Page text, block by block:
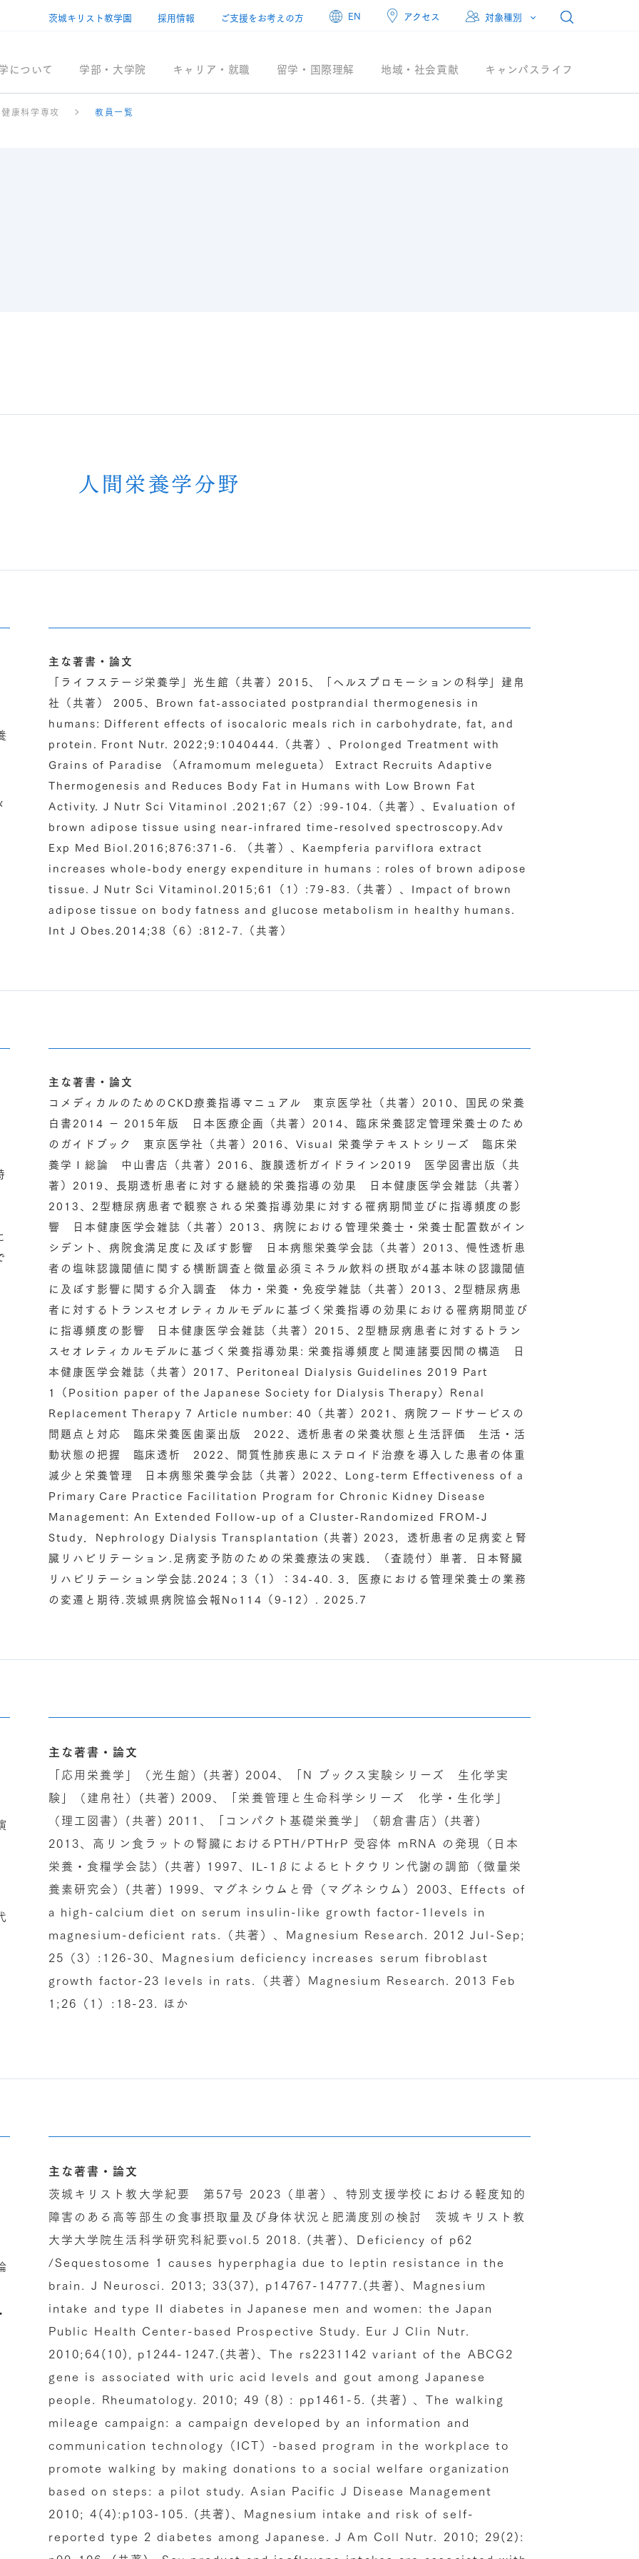
茨城キリスト教学園 採用情報 ご支援をお考えの方 EN アクセス 対象種別
について 学部・大学院 キャリア・就職 留学・国際理解 地域・社会貢献 キャンパスライフ
康科学専攻 教員一覧
人間栄養学分野
主な著書・論文
「ライフステージ栄養学」光生館（共著）2015、「ヘルスプロモーションの科学」建帛
社（共著） 2005、Brown fat-associated postprandial thermogenesis in
humans: Different effects of isocaloric meals rich in carbohydrate, fat, and
protein. Front Nutr. 2022;9:1040444.（共著）、Prolonged Treatment with
Grains of Paradise （Aframomum melegueta） Extract Recruits Adaptive
Thermogenesis and Reduces Body Fat in Humans with Low Brown Fat
Activity. J Nutr Sci Vitaminol .2021;67（2）:99-104.（共著）、Evaluation of
brown adipose tissue using near-infrared time-resolved spectroscopy.Adv
Exp Med Biol.2016;876:371-6. （共著）、Kaempferia parviflora extract
increases whole-body energy expenditure in humans : roles of brown adipose
tissue. J Nutr Sci Vitaminol.2015;61（1）:79-83.（共著）、Impact of brown
adipose tissue on body fatness and glucose metabolism in healthy humans.
Int J Obes.2014;38（6）:812-7.（共著）
主な著書・論文
コメディカルのためのCKD療養指導マニュアル 東京医学社（共著）2010、国民の栄養
白書2014 － 2015年版 日本医療企画（共著）2014、臨床栄養認定管理栄養士のため
のガイドブック 東京医学社（共著）2016、Visual 栄養学テキストシリーズ 臨床栄
養学Ⅰ総論 中山書店（共著）2016、腹膜透析ガイドライン2019 医学図書出版（共
著）2019、長期透析患者に対する継続的栄養指導の効果 日本健康医学会雑誌（共著）
2013、2型糖尿病患者で観察される栄養指導効果に対する罹病期間並びに指導頻度の影
響 日本健康医学会雑誌（共著）2013、病院における管理栄養士・栄養士配置数がイン
シデント、病院食満足度に及ぼす影響 日本病態栄養学会誌（共著）2013、慢性透析患
者の塩味認識閾値に関する横断調査と微量必須ミネラル飲料の摂取が4基本味の認識閾値
に及ぼす影響に関する介入調査 体力・栄養・免疫学雑誌（共著）2013、2型糖尿病患
者に対するトランスセオレティカルモデルに基づく栄養指導の効果における罹病期間並び
に指導頻度の影響 日本健康医学会雑誌（共著）2015、2型糖尿病患者に対するトラン
スセオレティカルモデルに基づく栄養指導効果: 栄養指導頻度と関連諸要因間の構造 日
本健康医学会雑誌（共著）2017、Peritoneal Dialysis Guidelines 2019 Part
1（Position paper of the Japanese Society for Dialysis Therapy）Renal
Replacement Therapy 7 Article number: 40（共著）2021、病院フードサービスの
問題点と対応 臨床栄養医歯薬出版 2022、透析患者の栄養状態と生活評価 生活・活
動状態の把握 臨床透析 2022、間質性肺疾患にステロイド治療を導入した患者の体重
減少と栄養管理 日本病態栄養学会誌（共著）2022、Long-term Effectiveness of a
Primary Care Practice Facilitation Program for Chronic Kidney Disease
Management: An Extended Follow-up of a Cluster-Randomized FROM-J
Study．Nephrology Dialysis Transplantation (共著) 2023，透析患者の足病変と腎
臓リハビリテーション.足病変予防のための栄養療法の実践．（査読付）単著．日本腎臓
リハビリテーション学会誌.2024；3（1）：34-40. 3．医療における管理栄養士の業務
の変遷と期待.茨城県病院協会報No114（9-12）. 2025.7
主な著書・論文
「応用栄養学」（光生館）(共著) 2004、「N ブックス実験シリーズ 生化学実
験」（建帛社）(共著) 2009、「栄養管理と生命科学シリーズ 化学・生化学」
（理工図書）(共著) 2011、「コンパクト基礎栄養学」（朝倉書店）(共著)
2013、高リン食ラットの腎臓におけるPTH/PTHrP 受容体 mRNA の発現（日本
栄養・食糧学会誌）(共著) 1997、IL-1βによるヒトタウリン代謝の調節（微量栄
養素研究会）(共著) 1999、マグネシウムと骨（マグネシウム）2003、Effects of
a high-calcium diet on serum insulin-like growth factor-1levels in
magnesium-deficient rats.（共著）、Magnesium Research. 2012 Jul-Sep;
25（3）:126-30、Magnesium deficiency increases serum fibroblast
growth factor-23 levels in rats.（共著）Magnesium Research. 2013 Feb
1;26（1）:18-23. ほか
主な著書・論文
茨城キリスト教大学紀要 第57号 2023（単著）、特別支援学校における軽度知的
障害のある高等部生の食事摂取量及び身体状況と肥満度別の検討 茨城キリスト教
大学大学院生活科学研究科紀要vol.5 2018. (共著)、Deficiency of p62
/Sequestosome 1 causes hyperphagia due to leptin resistance in the
brain. J Neurosci. 2013; 33(37), p14767-14777.(共著)、Magnesium
intake and type II diabetes in Japanese men and women: the Japan
Public Health Center-based Prospective Study. Eur J Clin Nutr.
2010;64(10), p1244-1247.(共著)、The rs2231142 variant of the ABCG2
gene is associated with uric acid levels and gout among Japanese
people. Rheumatology. 2010; 49 (8) : pp1461-5. (共著) 、The walking
mileage campaign: a campaign developed by an information and
communication technology（ICT）-based program in the workplace to
promote walking by making donations to a social welfare organization
based on steps: a pilot study. Asian Pacific J Disease Management
2010; 4(4):p103-105. (共著)、Magnesium intake and risk of self-
reported type 2 diabetes among Japanese. J Am Coll Nutr. 2010; 29(2):